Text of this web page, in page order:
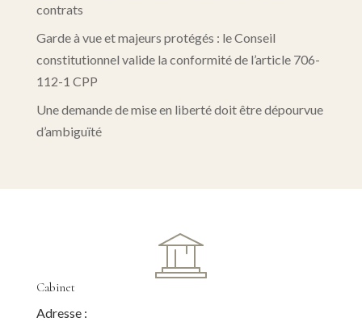
contrats
Garde à vue et majeurs protégés : le Conseil
constitutionnel valide la conformité de l’article 706-
112-1 CPP
Une demande de mise en liberté doit être dépourvue
d’ambiguïté
Cabinet
Adresse :